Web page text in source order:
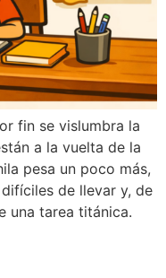
fin se vislumbra la
a la vuelta de la
pesa un poco más,
de llevar y, de
una tarea titánica.